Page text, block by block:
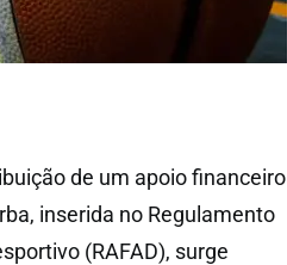
de um apoio financeiro
inserida no Regulamento
(RAFAD), surge